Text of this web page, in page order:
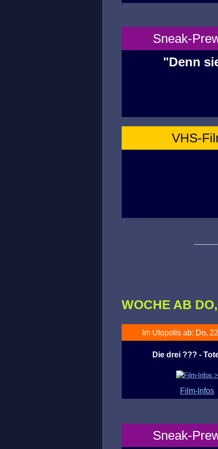
Sneak-
"Denn
VHS-
WOCHE AB
Im Utopolis ab: Do,
Die drei ??? -
Film-Infos
Sneak-